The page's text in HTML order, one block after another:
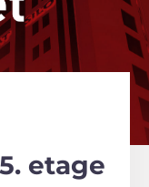
etage